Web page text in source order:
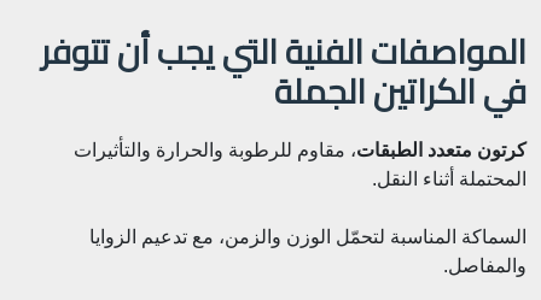
المواصفات الفنية التي يجب أن تتوفر
في الكراتين الجملة
كرتون متعدد الطبقات، مقاوم للرطوبة والحرارة والتأثيرات
المحتملة أثناء النقل.
السماكة المناسبة لتحمّل الوزن والزمن، مع تدعيم الزوايا
والمفاصل.